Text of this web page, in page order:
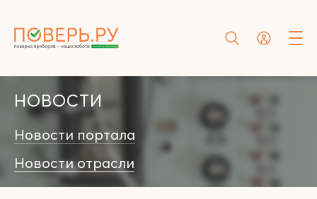
НОВОСТИ
Новости портала
Новости отрасли